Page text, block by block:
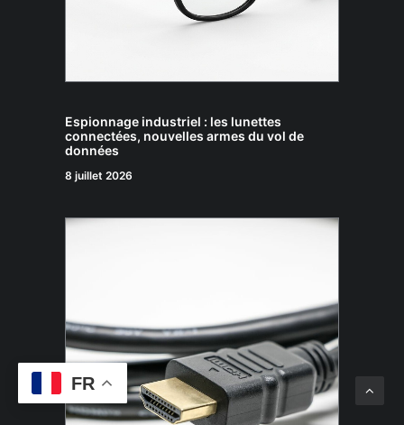
Espionnage industriel : les lunettes
connectées, nouvelles armes du vol de
données
8 juillet 2026
FR